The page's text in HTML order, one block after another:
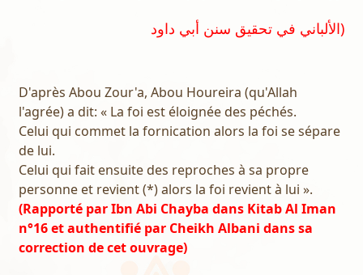
الألباني في تحقيق سنن أبي داود)
D'après Abou Zour'a, Abou Houreira (qu'Allah
l'agrée) a dit: « La foi est éloignée des péchés.
Celui qui commet la fornication alors la foi se sépare
de lui.
Celui qui fait ensuite des reproches à sa propre
personne et revient (*) alors la foi revient à lui ».
(Rapporté par Ibn Abi Chayba dans Kitab Al Iman
n°16 et authentifié par Cheikh Albani dans sa
correction de cet ouvrage)